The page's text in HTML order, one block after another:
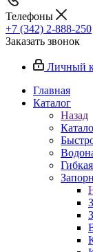
Телефоны
+7 (342) 2-888-250
Заказать звонок
Личный
Главная
Каталог
Назад